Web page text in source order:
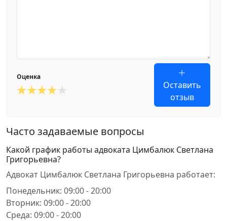
Оценка
Оставить
отзыв
Часто задаваемые вопросы
Какой график работы адвоката Цимбалюк Светлана
Григорьевна?
Адвокат Цимбалюк Светлана Григорьевна работает:
Понедельник: 09:00 - 20:00
Вторник: 09:00 - 20:00
Среда: 09:00 - 20:00